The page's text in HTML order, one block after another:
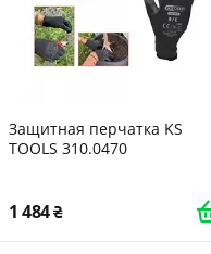
Защитная перчатка KS
TOOLS 310.0470
1 484